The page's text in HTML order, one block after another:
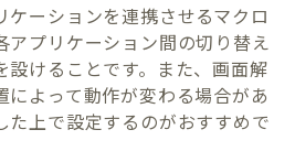
ケーションを連携させるマクロ
アプリケーション間の切り替え
設けることです。また、画面解
よって動作が変わる場合があ
た上で設定するのがおすすめで